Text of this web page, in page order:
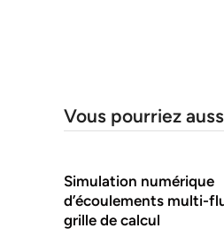
Vous pourriez
Simulation numérique
d’écoulements multi-
grille de calcul